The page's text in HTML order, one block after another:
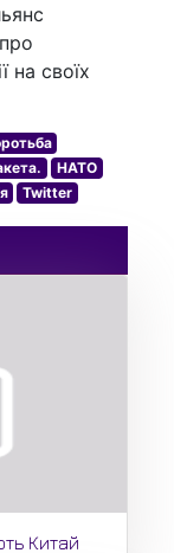
на своїх
НАТО
Twitter
Китай